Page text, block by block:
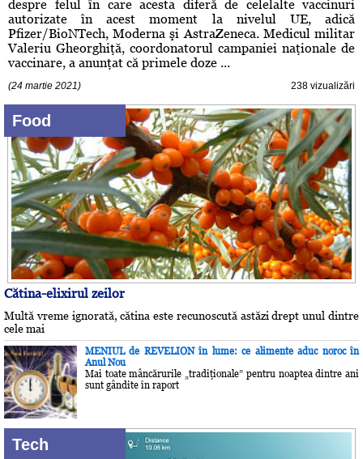
despre felul în care acesta diferă de celelalte vaccinuri
autorizate în acest moment la nivelul UE, adică
Pfizer/BioNTech, Moderna şi AstraZeneca. Medicul militar
Valeriu Gheorghiţă, coordonatorul campaniei naţionale de
vaccinare, a anunţat că primele doze ...
(24 martie 2021) 238 vizualizări
Food
Cătina-elixirul zeilor
Multă vreme ignorată, cătina este recunoscută astăzi drept unul dintre
cele mai
MENIUL de REVELION în lume: ce alimente aduc noroc în
Anul Nou
Mai toate mâncărurile „tradiţionale” pentru noaptea dintre ani
sunt gândite în raport
Tech